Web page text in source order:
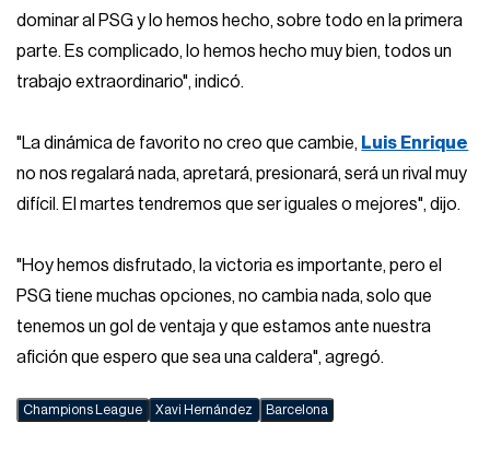
dominar al PSG y lo hemos hecho, sobre todo en la primera
parte. Es complicado, lo hemos hecho muy bien, todos un
trabajo extraordinario", indicó.
"La dinámica de favorito no creo que cambie, Luis Enrique
no nos regalará nada, apretará, presionará, será un rival muy
difícil. El martes tendremos que ser iguales o mejores", dijo.
"Hoy hemos disfrutado, la victoria es importante, pero el
PSG tiene muchas opciones, no cambia nada, solo que
tenemos un gol de ventaja y que estamos ante nuestra
afición que espero que sea una caldera", agregó.
Champions League Xavi Hernández Barcelona